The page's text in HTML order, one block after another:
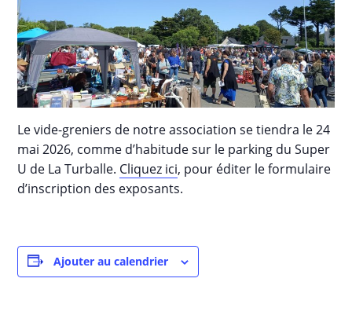
Le vide-greniers de notre association se tiendra le 24
mai 2026, comme d’habitude sur le parking du Super
U de La Turballe. Cliquez ici, pour éditer le formulaire
d’inscription des exposants.
Ajouter au calendrier